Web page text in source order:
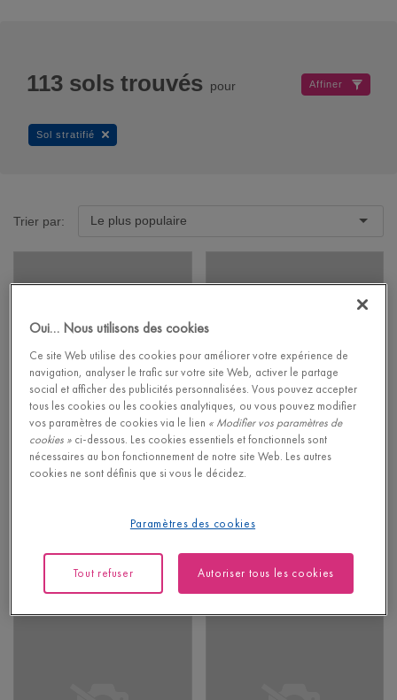
113 sols trouvés pour Affiner
Sol stratifié
Trier par: Le plus populaire
Merbau
SOL STRATIFIÉ -
€/m²
Chêne sableux
22,95 €/m²
Prix de détail recommandé (PDR)
Oui… Nous utilisons des cookies
Ce site Web utilise des cookies pour améliorer votre expérience de
navigation, analyser le trafic sur votre site Web, activer le partage
social et afficher des publicités personnalisées. Vous pouvez accepter
tous les cookies ou les cookies analytiques, ou vous pouvez modifier
vos paramètres de cookies via le lien « Modifier vos paramètres de
cookies » ci-dessous. Les cookies essentiels et fonctionnels sont
nécessaires au bon fonctionnement de notre site Web. Les autres
cookies ne sont définis que si vous le décidez.
Paramètres des cookies
Tout refuser Autoriser tous les cookies